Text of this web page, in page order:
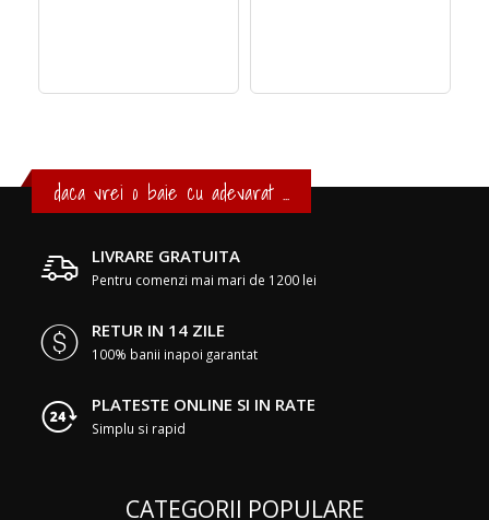
daca vrei o baie cu adevarat ...
LIVRARE GRATUITA
Pentru comenzi mai mari de 1200 lei
RETUR IN 14 ZILE
100% banii inapoi garantat
PLATESTE ONLINE SI IN RATE
Simplu si rapid
CATEGORII POPULARE